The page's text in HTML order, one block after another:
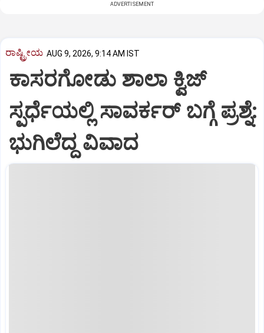
ADVERTISEMENT
ರಾಷ್ಟ್ರೀಯ AUG 9, 2026, 9:14 AM IST
ಕಾಸರಗೋಡು ಶಾಲಾ ಕ್ವಿಜ್‌
ಸ್ಪರ್ಧೆಯಲ್ಲಿ ಸಾವರ್ಕರ್‌ ಬಗ್ಗೆ ಪ್ರಶ್ನೆ:
ಭುಗಿಲೆದ್ದ ವಿವಾದ